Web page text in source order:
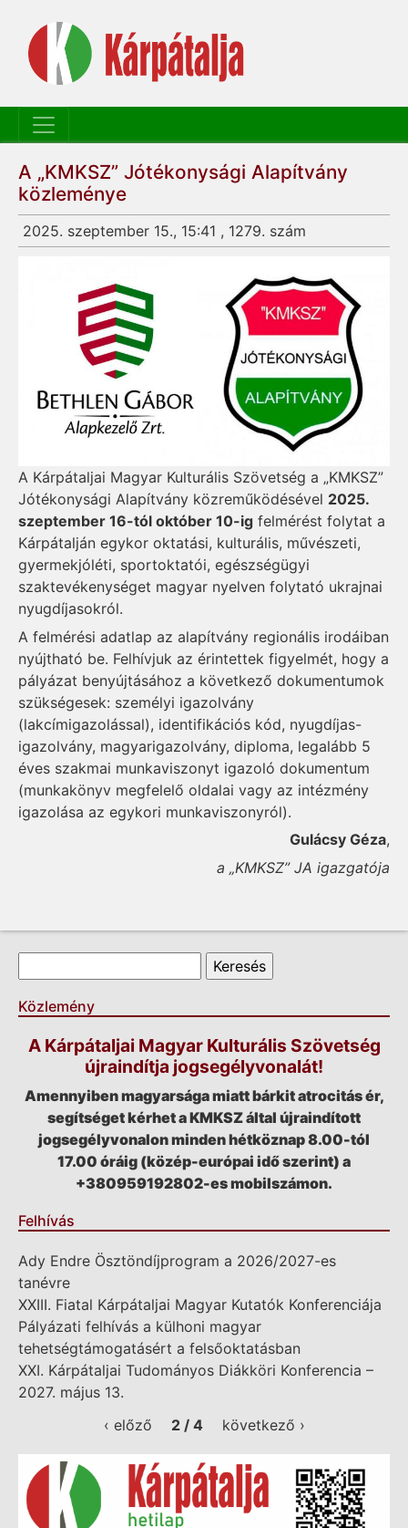
A „KMKSZ” Jótékonysági Alapítvány
közleménye
2025. szeptember 15., 15:41 , 1279. szám
A Kárpátaljai Magyar Kulturális Szövetség a „KMKSZ”
Jótékonysági Alapítvány közreműködésével 2025.
szeptember 16-tól október 10-ig felmérést folytat a
Kárpátalján egykor oktatási, kulturális, művészeti,
gyermekjóléti, sportoktatói, egészségügyi
szaktevékenységet magyar nyelven folytató ukrajnai
nyugdíjasokról.
A felmérési adatlap az alapítvány regionális irodáiban
nyújtható be. Felhívjuk az érintettek figyelmét, hogy a
pályázat benyújtásához a következő dokumentumok
szükségesek: személyi igazolvány
(lakcímigazolással), identifikációs kód, nyugdíjas-
igazolvány, magyarigazolvány, diploma, legalább 5
éves szakmai munkaviszonyt igazoló dokumentum
(munkakönyv megfelelő oldalai vagy az intézmény
igazolása az egykori munkaviszonyról).
Gulácsy Géza,
a „KMKSZ” JA igazgatója
Keresés űrlap
Közlemény
A Kárpátaljai Magyar Kulturális Szövetség
újraindítja jogsegélyvonalát!
Amennyiben magyarsága miatt bárkit atrocitás ér,
segítséget kérhet a KMKSZ által újraindított
jogsegélyvonalon minden hétköznap 8.00-tól
17.00 óráig (közép-európai idő szerint) a
+380959192802-es mobilszámon.
Felhívás
Ady Endre Ösztöndíjprogram a 2026/2027-es
tanévre
XXIII. Fiatal Kárpátaljai Magyar Kutatók Konferenciája
Pályázati felhívás a külhoni magyar
tehetségtámogatásért a felsőoktatásban
XXI. Kárpátaljai Tudományos Diákköri Konferencia –
2027. május 13.
‹ előző
2 / 4 következő ›